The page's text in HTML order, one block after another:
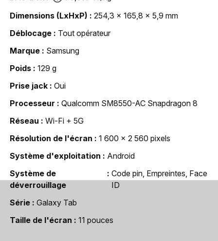
Dimensions (LxHxP)
254,3 x 165,8 x 5,9 mm
Déblocage
Tout opérateur
Marque
Samsung
Poids
129 g
Prise jack
Oui
Processeur
Qualcomm SM8550-AC Snapdragon 8
Réseau
Wi-Fi + 5G
Résolution de l'écran
1 600 x 2 560 pixels
Système d'exploitation
Android
Système de
déverrouillage
Code pin, Empreintes, Face
ID
Série
Galaxy Tab
Taille de l'écran
11 pouces